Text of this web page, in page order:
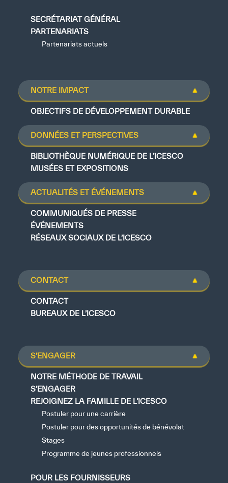
SECRÉTARIAT GÉNÉRAL
PARTENARIATS
Partenariats actuels
NOTRE IMPACT
OBJECTIFS DE DÉVELOPPEMENT DURABLE
DONNÉES ET PERSPECTIVES
BIBLIOTHÈQUE NUMÉRIQUE DE L’ICESCO
MUSÉES ET EXPOSITIONS
ACTUALITÉS ET ÉVÉNEMENTS
COMMUNIQUÉS DE PRESSE
ÉVÉNEMENTS
RÉSEAUX SOCIAUX DE L’ICESCO
CONTACT
CONTACT
BUREAUX DE L’ICESCO
S’ENGAGER
NOTRE MÉTHODE DE TRAVAIL
S’ENGAGER
REJOIGNEZ LA FAMILLE DE L’ICESCO
Postuler pour une carrière
Postuler pour des opportunités de bénévolat
Stages
Programme de jeunes professionnels
POUR LES FOURNISSEURS